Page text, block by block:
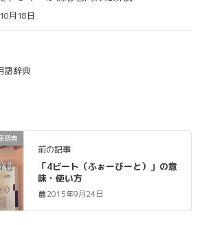
月18日
語辞典
辞典
前の記事
「4ビート（ふぉーびーと）」の意
味・使い方
2015年9月24日